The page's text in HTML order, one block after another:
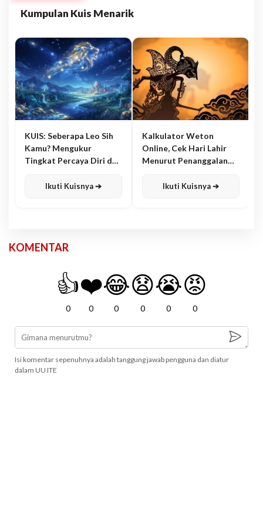
Kumpulan Kuis Menarik
KUIS: Seberapa Leo Sih
Kamu? Mengukur
Tingkat Percaya Diri dan
Ikuti Kuisnya ➔
Kalkulator Weton
Online, Cek Hari Lahir
Menurut Penanggalan
Ikuti Kuisnya ➔
KOMENTAR
👍
0
❤️
0
😂
0
😧
0
😭
0
😡
0
Isi komentar sepenuhnya adalah tanggung jawab pengguna dan diatur
dalam UU ITE